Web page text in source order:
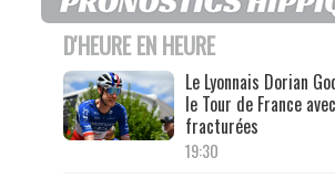
D'HEURE EN HEURE
Le Lyonnais Dorian
le Tour de France
fracturées
19:30